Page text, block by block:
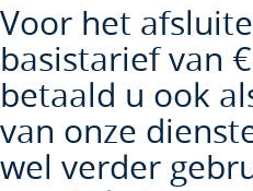
Voor het
basistarief van
betaald u ook
van onze
wel verder